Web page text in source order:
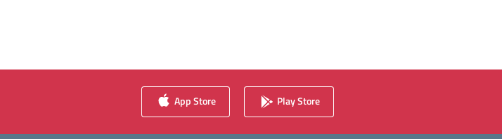
App Store Play Store